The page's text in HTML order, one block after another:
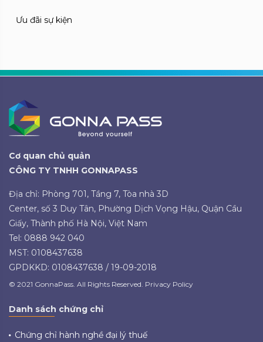
Ưu đãi sự kiện
Cơ quan chủ quản
CÔNG TY TNHH GONNAPASS
Địa chỉ: Phòng 701, Tầng 7, Tòa nhà 3D
Center, số 3 Duy Tân, Phường Dịch Vọng Hậu, Quận Cầu
Giấy, Thành phố Hà Nội, Việt Nam
Tel: 0888 942 040
MST: 0108437638
GPDKKD: 0108437638 / 19-09-2018
© 2021 GonnaPass. All Rights Reserved. Privacy Policy
Danh sách chứng chỉ
Chứng chỉ hành nghề đại lý thuế